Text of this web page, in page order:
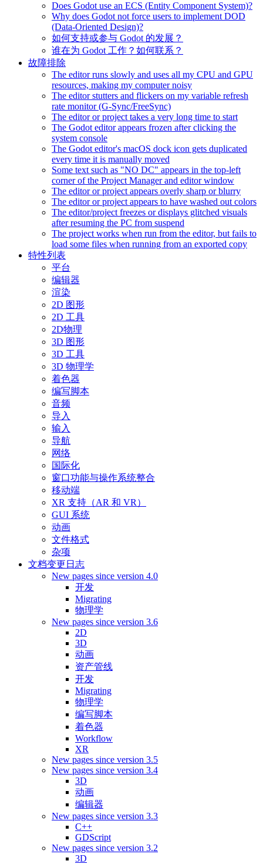
Does Godot use an ECS (Entity Component System)?
Why does Godot not force users to implement DOD
(Data-Oriented Design)?
如何支持或参与 Godot 的发展？
谁在为 Godot 工作？如何联系？
故障排除
The editor runs slowly and uses all my CPU and GPU
resources, making my computer noisy
The editor stutters and flickers on my variable refresh
rate monitor (G-Sync/FreeSync)
The editor or project takes a very long time to start
The Godot editor appears frozen after clicking the
system console
The Godot editor's macOS dock icon gets duplicated
every time it is manually moved
Some text such as "NO DC" appears in the top-left
corner of the Project Manager and editor window
The editor or project appears overly sharp or blurry
The editor or project appears to have washed out colors
The editor/project freezes or displays glitched visuals
after resuming the PC from suspend
The project works when run from the editor, but fails to
load some files when running from an exported copy
特性列表
平台
编辑器
渲染
2D 图形
2D 工具
2D物理
3D 图形
3D 工具
3D 物理学
着色器
编写脚本
音频
导入
输入
导航
网络
国际化
窗口功能与操作系统整合
移动端
XR 支持（AR 和 VR）
GUI 系统
动画
文件格式
杂项
文档变更日志
New pages since version 4.0
开发
Migrating
物理学
New pages since version 3.6
2D
3D
动画
资产管线
开发
Migrating
物理学
编写脚本
着色器
Workflow
XR
New pages since version 3.5
New pages since version 3.4
3D
动画
编辑器
New pages since version 3.3
C++
GDScript
New pages since version 3.2
3D